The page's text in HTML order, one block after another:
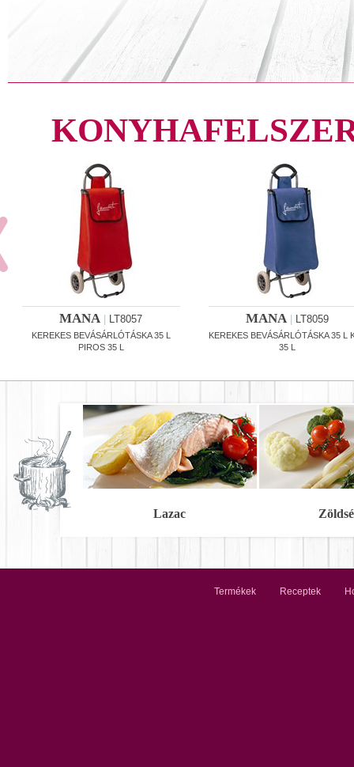
MANA LT8057
KEREKES BEVÁSÁRLÓTÁSKA 35 L
PIROS 35 L
MANA LT8059
KEREKES BEVÁSÁRLÓTÁSKA 35 L
35 L
Lazac
Termékek Receptek